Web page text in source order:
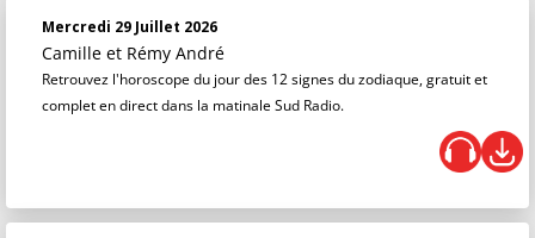
Mercredi 29 Juillet 2026
Camille et Rémy André
Retrouvez l'horoscope du jour des 12 signes du zodiaque, gratuit et
complet en direct dans la matinale Sud Radio.